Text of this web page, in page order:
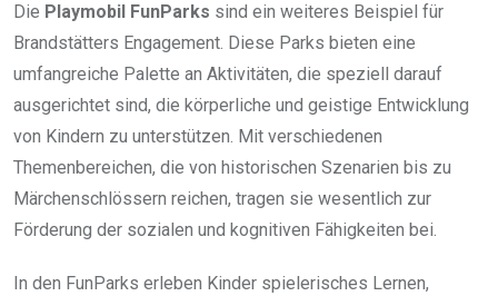
Die Playmobil FunParks sind ein weiteres Beispiel für
Brandstätters Engagement. Diese Parks bieten eine
umfangreiche Palette an Aktivitäten, die speziell darauf
ausgerichtet sind, die körperliche und geistige Entwicklung
von Kindern zu unterstützen. Mit verschiedenen
Themenbereichen, die von historischen Szenarien bis zu
Märchenschlössern reichen, tragen sie wesentlich zur
Förderung der sozialen und kognitiven Fähigkeiten bei.
In den FunParks erleben Kinder spielerisches Lernen,